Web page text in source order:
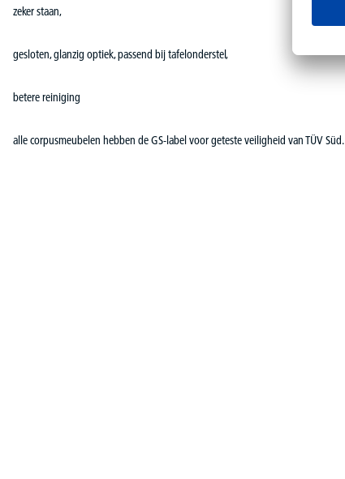
zeker staan,
gesloten, glanzig optiek, passend bij tafelonderstel,
betere reiniging
alle corpusmeubelen hebben de GS-label voor geteste veiligheid van TÜV Süd.